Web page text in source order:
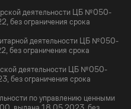
деятельности ЦБ №050-
ограничения срока
деятельности ЦБ №050-
ограничения срока
деятельности ЦБ №050-
ограничения срока
по управлению ценными